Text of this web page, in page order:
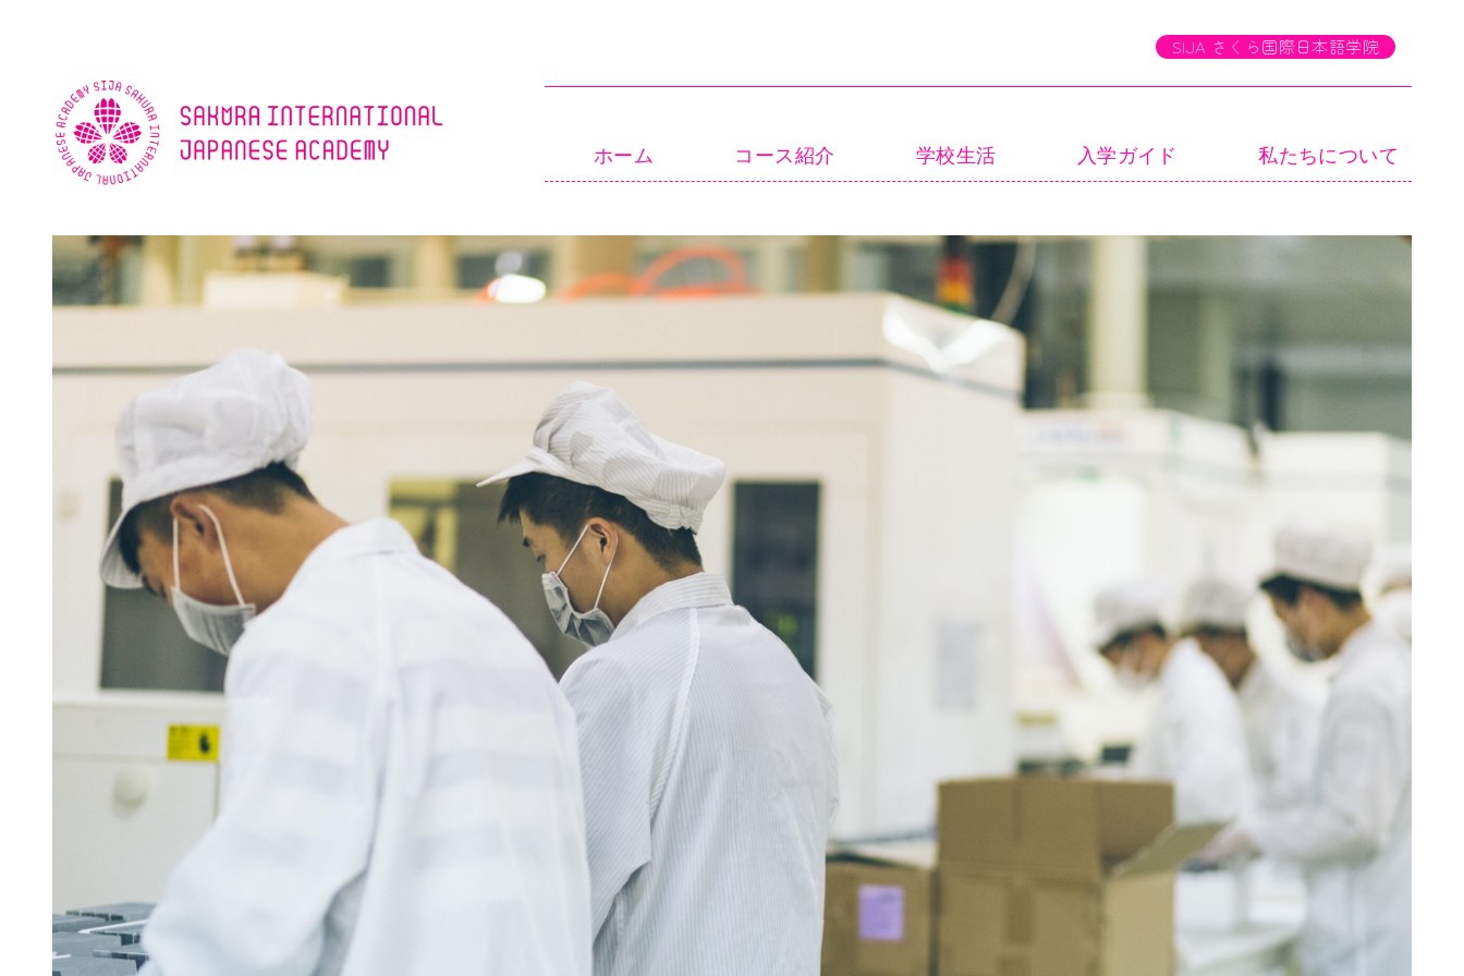
ホーム コース紹介 学校生活 入学ガイド 私たちについて